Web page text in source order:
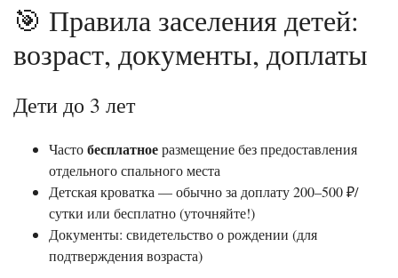
🎯 Правила заселения детей:
возраст, документы, доплаты
Дети до 3 лет
Частобесплатноеразмещение без предоставления
отдельного спального места
Детская кроватка — обычно за доплату 200–500 ₽/
сутки или бесплатно (уточняйте!)
Документы: свидетельство о рождении (для
подтверждения возраста)